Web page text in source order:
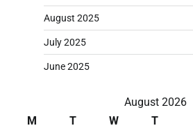
August 2025
July 2025
June 2025
August 2026
M
T W T